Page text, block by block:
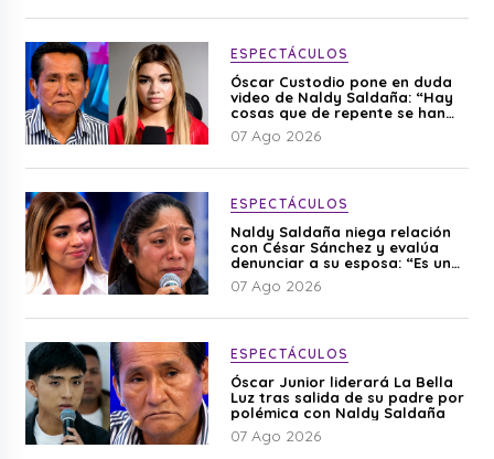
ESPECTÁCULOS
Óscar Custodio pone en duda
video de Naldy Saldaña: “Hay
cosas que de repente se han
editado”
07 Ago 2026
ESPECTÁCULOS
Naldy Saldaña niega relación
con César Sánchez y evalúa
denunciar a su esposa: “Es una
difamación”
07 Ago 2026
ESPECTÁCULOS
Óscar Junior liderará La Bella
Luz tras salida de su padre por
polémica con Naldy Saldaña
07 Ago 2026